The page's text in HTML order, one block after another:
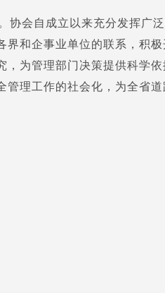
协会自成立以来充分发挥广
和企事业单位的联系，积极
为管理部门决策提供科学
理工作的社会化，为全省